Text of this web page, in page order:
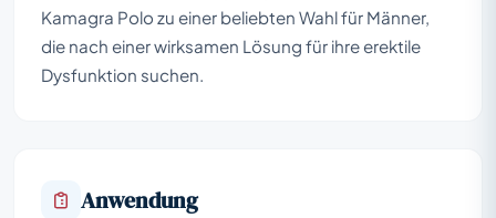
Kamagra Polo zu einer beliebten Wahl für Männer,
die nach einer wirksamen Lösung für ihre erektile
Dysfunktion suchen.
Anwendung